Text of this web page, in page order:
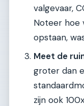
valgevaar,
Noteer hoe
opstaan,
Meet de
groter dan
zijn ook